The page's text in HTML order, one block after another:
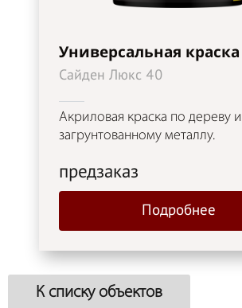
Универсальная краска
Сайден Люкс 40
Акриловая краска по дереву и
загрунтованному металлу.
предзаказ
Подробнее
К списку объектов